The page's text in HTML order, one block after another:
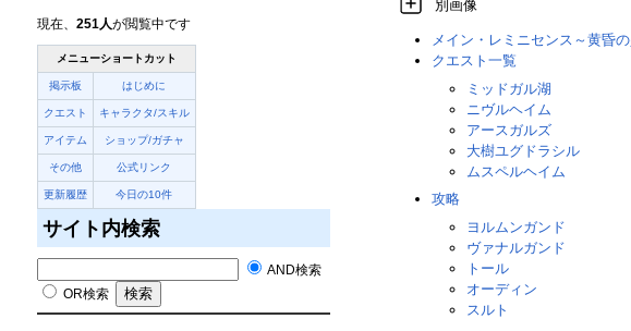
現在、 251人が閲覧中です
メニューショートカット
掲示板 はじめに
クエスト キャラクタ/スキル
アイテム ショップ/ガチャ
その他 公式リンク
更新履歴 今日の10件
サイト内検索
AND検索
OR検索
別画像
メイン・レミニセンス～黄昏
クエスト一覧
ミッドガル湖
ニヴルヘイム
アースガルズ
大樹ユグドラシル
ムスペルヘイム
攻略
ヨルムンガンド
ヴァナルガンド
トール
オーディン
スルト